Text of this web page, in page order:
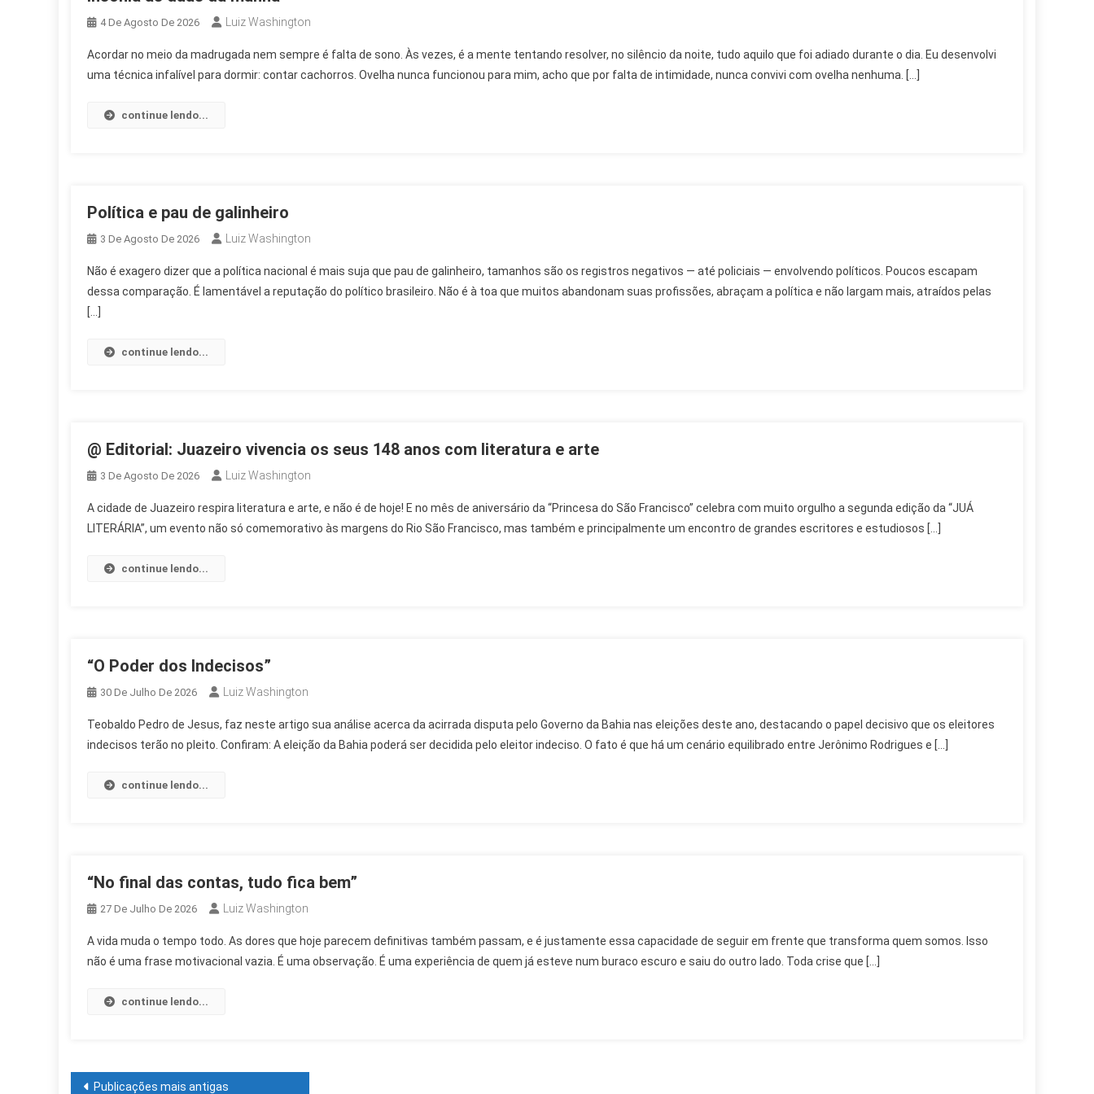
4 De Agosto De 2026 Luiz Washington
Acordar no meio da madrugada nem sempre é falta de sono. Às vezes, é a mente tentando resolver, no silêncio da noite, tudo aquilo que foi adiado durante o dia. Eu desenvolvi
uma técnica infalível para dormir: contar cachorros. Ovelha nunca funcionou para mim, acho que por falta de intimidade, nunca convivi com ovelha nenhuma. […]
continue lendo...
Política e pau de galinheiro
3 De Agosto De 2026 Luiz Washington
Não é exagero dizer que a política nacional é mais suja que pau de galinheiro, tamanhos são os registros negativos — até policiais — envolvendo políticos. Poucos escapam
dessa comparação. É lamentável a reputação do político brasileiro. Não é à toa que muitos abandonam suas profissões, abraçam a política e não largam mais, atraídos pelas
[…]
continue lendo...
@ Editorial: Juazeiro vivencia os seus 148 anos com literatura e arte
3 De Agosto De 2026 Luiz Washington
A cidade de Juazeiro respira literatura e arte, e não é de hoje! E no mês de aniversário da “Princesa do São Francisco” celebra com muito orgulho a segunda edição da “JUÁ
LITERÁRIA”, um evento não só comemorativo às margens do Rio São Francisco, mas também e principalmente um encontro de grandes escritores e estudiosos […]
continue lendo...
“O Poder dos Indecisos”
30 De Julho De 2026 Luiz Washington
Teobaldo Pedro de Jesus, faz neste artigo sua análise acerca da acirrada disputa pelo Governo da Bahia nas eleições deste ano, destacando o papel decisivo que os eleitores
indecisos terão no pleito. Confiram: A eleição da Bahia poderá ser decidida pelo eleitor indeciso. O fato é que há um cenário equilibrado entre Jerônimo Rodrigues e […]
continue lendo...
“No final das contas, tudo fica bem”
27 De Julho De 2026 Luiz Washington
A vida muda o tempo todo. As dores que hoje parecem definitivas também passam, e é justamente essa capacidade de seguir em frente que transforma quem somos. Isso
não é uma frase motivacional vazia. É uma observação. É uma experiência de quem já esteve num buraco escuro e saiu do outro lado. Toda crise que […]
continue lendo...
Navegação
Publicações mais antigas